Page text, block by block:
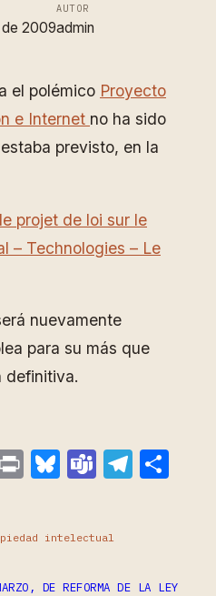
2009
AUTOR
admin
el polémico Proyecto
e Internet no ha sido
previsto, en la
projet de loi sur le
– Technologies – Le
nuevamente
para su más que
definitiva.
PrintBluesky
Teams
intelectual
DE REFORMA DE LA LEY